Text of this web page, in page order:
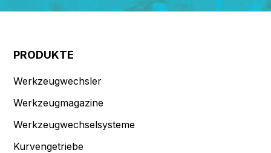
PRODUKTE
Werkzeugwechsler
Werkzeugmagazine
Werkzeugwechselsysteme
Kurvengetriebe